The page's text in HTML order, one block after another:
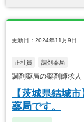
更新日：2024年11月9日
正社員 調剤薬局
調剤薬局の薬剤師求
【茨城県結城
薬局です。